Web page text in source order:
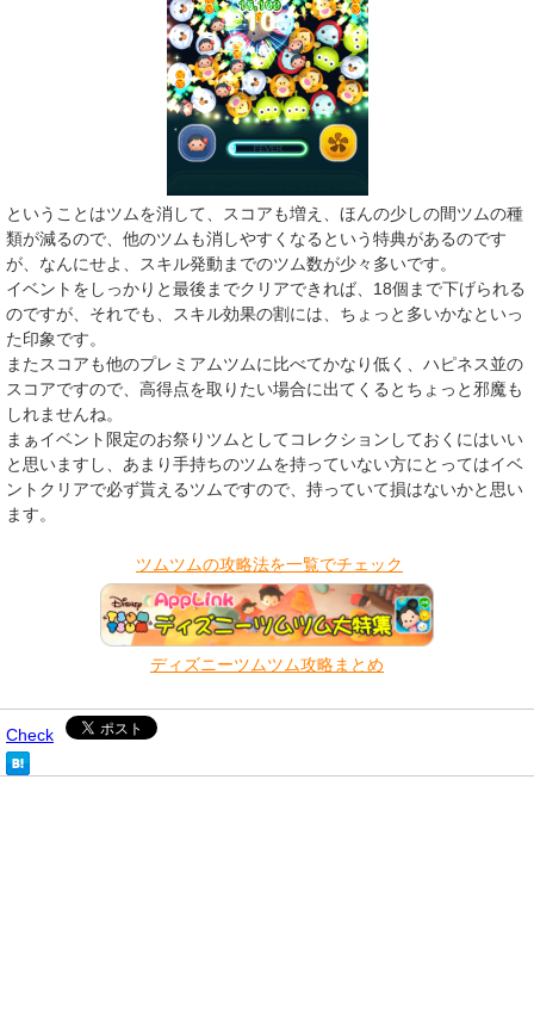
ということはツムを消して、スコアも増え、ほんの少しの間ツムの種
類が減るので、他のツムも消しやすくなるという特典があるのです
が、なんにせよ、スキル発動までのツム数が少々多いです。
イベントをしっかりと最後までクリアできれば、18個まで下げられる
のですが、それでも、スキル効果の割には、ちょっと多いかなといっ
た印象です。
またスコアも他のプレミアムツムに比べてかなり低く、ハピネス並の
スコアですので、高得点を取りたい場合に出てくるとちょっと邪魔も
しれませんね。
まぁイベント限定のお祭りツムとしてコレクションしておくにはいい
と思いますし、あまり手持ちのツムを持っていない方にとってはイベ
ントクリアで必ず貰えるツムですので、持っていて損はないかと思い
ます。
ツムツムの攻略法を一覧でチェック
ディズニーツムツム攻略まとめ
Check